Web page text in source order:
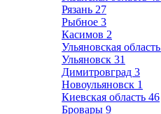
Рязань 27
Рыбное 3
Касимов 2
Ульяновская область
Ульяновск 31
Димитровград 3
Новоульяновск 1
Киевская область 46
Бровары 9